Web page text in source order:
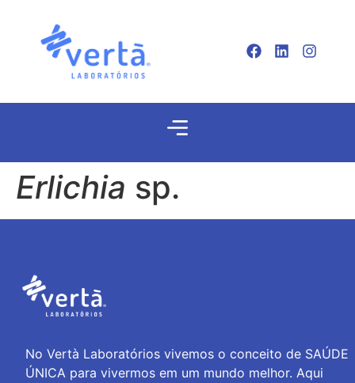
Erlichia sp.
No Vertà Laboratórios vivemos o conceito de SAÚDE
ÚNICA para vivermos em um mundo melhor. Aqui